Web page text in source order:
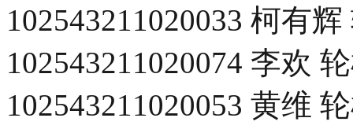
102543211020033 柯有
102543211020074 李欢
102543211020053 黄维